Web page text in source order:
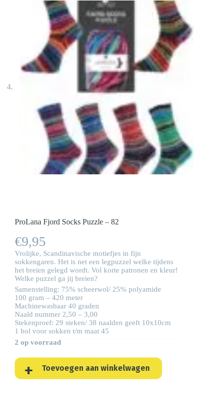
ProLana Fjord Socks Puzzle – 82
€9,95
Vrolijke, Scandinavische motiefjes in fijn
sokkengaren. Het is net een legpuzzel welke tijdens
het breien gelegd wordt. Vol korte patronen en kleur!
Welke puzzel ga jij breien?
Samenstelling: 75% scheerwol/ 25% polyamide
100 gram – 420 meter
Machinewasbaar 40 graden
Naald nummer 2,50 – 3,00
Stekenproef: 29 steken/ 38 naalden geeft 10x10cm
1 bol voor sokken t/m maat 45
2 op voorraad
Toevoegen aan winkelwagen